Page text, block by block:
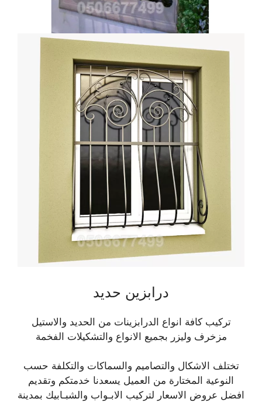
درابزين حديد
تركيب كافة انواع الدرابزينات من الحديد والاستيل
مزخرف وليزر بجميع الانواع والتشكيلات الفخمة
تختلف الاشكال والتصاميم والسماكات والتكلفة حسب
النوعية المختارة من العميل يسعدنا خدمتكم وتقديم
افضل عروض الاسعار لتركيب الابـواب والشبـابيك بمدينة